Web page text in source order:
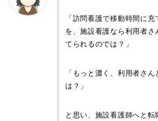
「訪問看護で移動時間に充
を、施設看護なら利用者さ
てられるのでは？」
「もっと濃く、利用者さ
は？」
と思い、施設看護師へと転